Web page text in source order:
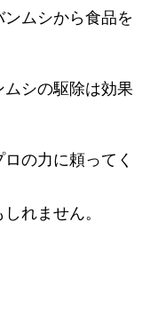
ムシから食品を
シの駆除は効果
の力に頼ってく
れません。